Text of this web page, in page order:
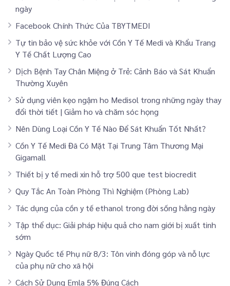
ngày
Facebook Chính Thức Của TBYTMEDI
Tự tin bảo vệ sức khỏe với Cồn Y Tế Medi và Khẩu Trang
Y Tế Chất Lượng Cao
Dịch Bệnh Tay Chân Miệng ở Trẻ: Cảnh Báo và Sát Khuẩn
Thường Xuyên
Sử dụng viên kẹo ngậm ho Medisol trong những ngày thay
đổi thời tiết | Giảm ho và chăm sóc họng
Nên Dùng Loại Cồn Y Tế Nào Để Sát Khuẩn Tốt Nhất?
Cồn Y Tế Medi Đã Có Mặt Tại Trung Tâm Thương Mại
Gigamall
Thiết bị y tế medi xin hỗ trợ 500 que test biocredit
Quy Tắc An Toàn Phòng Thì Nghiệm (Phòng Lab)
Tác dụng của cồn y tế ethanol trong đời sống hằng ngày
Tập thể dục: Giải pháp hiệu quả cho nam giới bị xuất tinh
sớm
Ngày Quốc tế Phụ nữ 8/3: Tôn vinh đóng góp và nỗ lực
của phụ nữ cho xã hội
Cách Sử Dụng Emla 5% Đúng Cách